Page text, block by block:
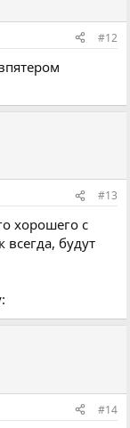
#12
#13
хорошего с
будут
#14